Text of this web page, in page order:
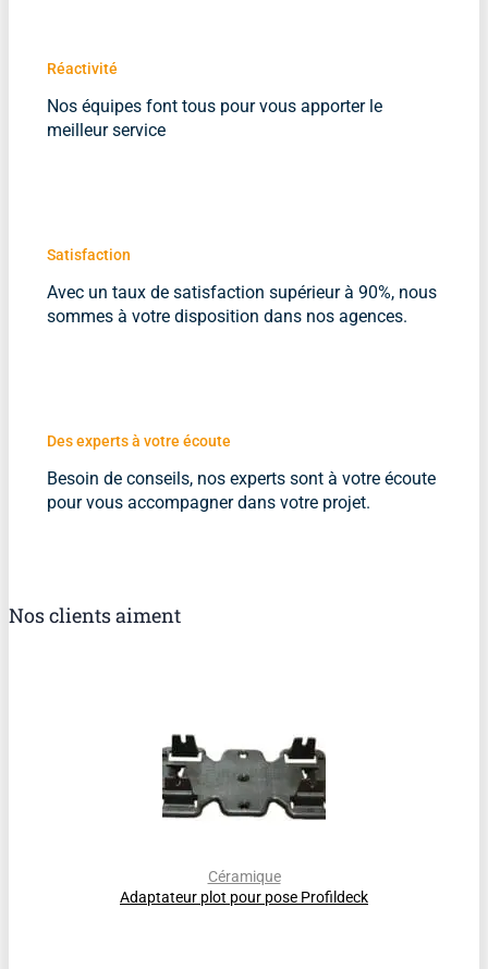
Réactivité
Nos équipes font tous pour vous apporter le
meilleur service
Satisfaction
Avec un taux de satisfaction supérieur à 90%, nous
sommes à votre disposition dans nos agences.
Des experts à votre écoute
Besoin de conseils, nos experts sont à votre écoute
pour vous accompagner dans votre projet.
Nos clients aiment
Céramique
Adaptateur plot pour pose Profildeck